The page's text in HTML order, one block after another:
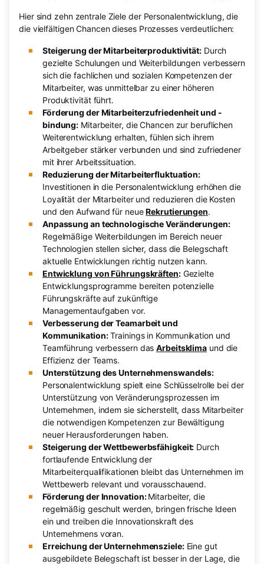
Hier sind zehn zentrale Ziele der Personalentwicklung, die
die vielfältigen Chancen dieses Prozesses verdeutlichen:
Steigerung der Mitarbeiterproduktivität:Durch
gezielte Schulungen und Weiterbildungen verbessern
sich die fachlichen und sozialen Kompetenzen der
Mitarbeiter, was unmittelbar zu einer höheren
Produktivität führt.
Förderung der Mitarbeiterzufriedenheit und -
bindung: Mitarbeiter, die Chancen zur beruflichen
Weiterentwicklung erhalten, fühlen sich ihrem
Arbeitgeber stärker verbunden und sind zufriedener
mit ihrer Arbeitssituation.
Reduzierung der Mitarbeiterfluktuation:
Investitionen in die Personalentwicklung erhöhen die
Loyalität der Mitarbeiter und reduzieren die Kosten
und den Aufwand für neueRekrutierungen.
Anpassung an technologische Veränderungen:
Regelmäßige Weiterbildungen im Bereich neuer
Technologien stellen sicher, dass die Belegschaft
aktuelle Entwicklungen richtig nutzen kann.
Entwicklung von Führungskräften:Gezielte
Entwicklungsprogramme bereiten potenzielle
Führungskräfte auf zukünftige
Managementaufgaben vor.
Verbesserung der Teamarbeit und
Kommunikation:Trainings in Kommunikation und
Teamführung verbessern dasArbeitsklima und die
Effizienz der Teams.
Unterstützung des Unternehmenswandels:
Personalentwicklung spielt eine Schlüsselrolle bei der
Unterstützung von Veränderungsprozessen im
Unternehmen, indem sie sicherstellt, dass Mitarbeiter
die notwendigen Kompetenzen zur Bewältigung
neuer Herausforderungen haben.
Steigerung der Wettbewerbsfähigkeit: Durch
fortlaufende Entwicklung der
Mitarbeiterqualifikationen bleibt das Unternehmen im
Wettbewerb relevant und vorausschauend.
Förderung der Innovation:Mitarbeiter, die
regelmäßig geschult werden, bringen frische Ideen
ein und treiben die Innovationskraft des
Unternehmens voran.
Erreichung der Unternehmensziele:Eine gut
ausgebildete Belegschaft ist besser in der Lage, die